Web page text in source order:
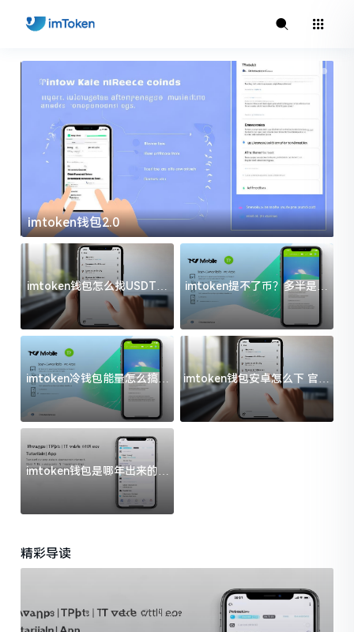
imtoken钱包2.0
imtoken钱包怎么找USDT地
址？三步搞定不踩坑
imtoken提不了币？多半是这
几件事没处理好
imtoken冷钱包能量怎么搞？
过来人告诉你门道
imtoken钱包安卓怎么下 官方
渠道避坑指南
imtoken钱包是哪年出来的？
一文给你说清楚
精彩导读